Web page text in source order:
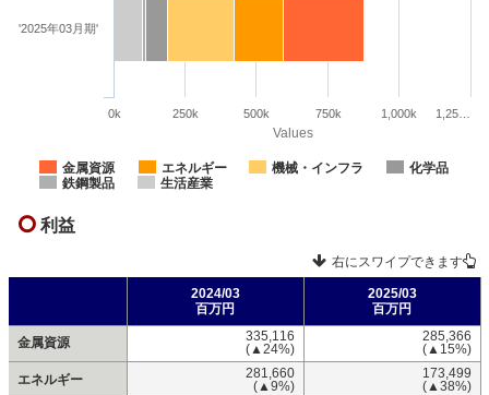
Values
金属資源 エネルギー 機械・インフラ
化学品
鉄鋼製品
生活産業
'2025年03月期'
0k 1,000k
250k 500k 750k 1,25…
利益
右にスワイプできます
2024/03
百万円
2025/03
百万円
金属資源
335,116
(▲24%)
285,366
(▲15%)
エネルギー
281,660
(▲9%)
173,499
(▲38%)